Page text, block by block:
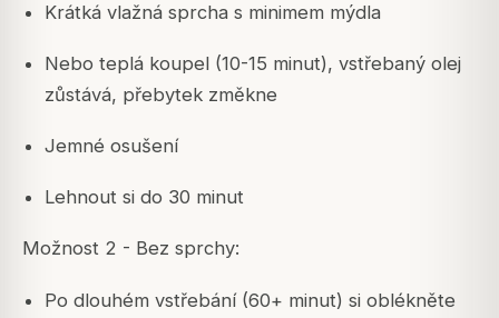
Krátká vlažná sprcha s minimem mýdla
Nebo teplá koupel (10-15 minut), vstřebaný olej
zůstává, přebytek změkne
Jemné osušení
Lehnout si do 30 minut
Možnost 2 - Bez sprchy:
Po dlouhém vstřebání (60+ minut) si oblékněte